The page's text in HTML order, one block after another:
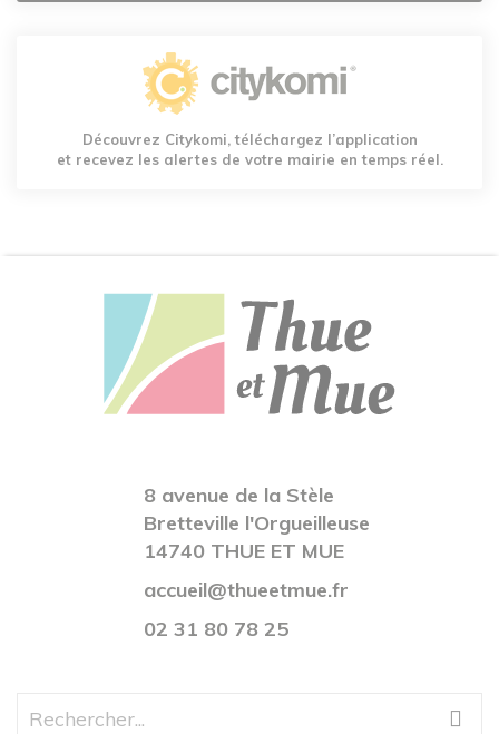
Découvrez Citykomi, téléchargez l’application
et recevez les alertes de votre mairie en temps réel.
8 avenue de la Stèle
Bretteville l'Orgueilleuse
14740 THUE ET MUE
accueil@thueetmue.fr
02 31 80 78 25